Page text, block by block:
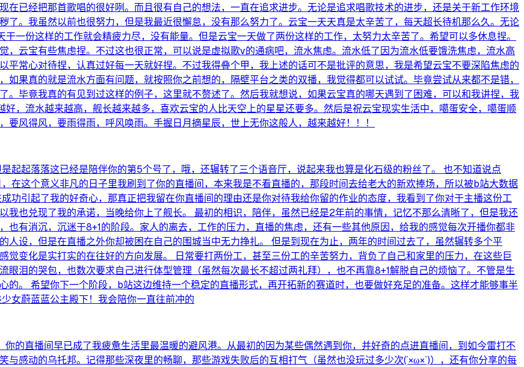
已经把那首歌唱的很好咧。而且很有自己的想法，一直在追求进步。无论是追求唱歌技术的进步，还是关于新工作环境
了。我虽然以前也很努力，但是我最近很懈怠，没有那么努力了。云宝一天天真是太辛苦了，每天超长待机那么久。无论
一份这样的工作就会精疲力尽，没有能量。但是云宝一天做了两份这样的工作，太努力太辛苦了。希望可以多休息捏。
，云宝有些焦虑捏。不过这也很正常，可以说是虚拟歌v的通病吧，流水焦虑。流水低了因为流水低要饿洗焦虑，流水高
平常心对待捏，认真过好每一天就好捏。不过我得叠个甲，我上述的话可不是批评的意思，我是希望云宝不要深陷焦虑的
果真的就是流水方面有问题，就按照你之前想的，隔壁平台之类的双播，我觉得都可以试试。毕竟尝试从来都不是错，
。毕竟我真的有见到过这样的例子，这里就不赘述了。然后我就想说，如果云宝真的哪天遇到了困难，可以和我讲捏，我
，流水越来越高，舰长越来越多，喜欢云宝的人比天空上的星星还要多。然后是祝云宝现实生活中，噶蛋安全，噶蛋顺
风得风，要雨得雨，呼风唤雨。手握日月摘星辰，世上无你这般人，越来越好！！！
起起落落这已经是陪伴你的第5个号了，哦，还辗转了三个语音厅，说起来我也算是化石级的粉丝了。 也不知道说点
在这个意义非凡的日子里我刷到了你的直播间，本来我是不看直播的，那段时间去给老大的新欢捧场，所以被b站大数据
功引起了我的好奇心，那真正把我留在你直播间的理由还是你对待我给你留的作业的态度，我看到了你对于主播这份工
我也兑现了我的承诺，当晚给你上了舰长。 最初的相识，陪伴，虽然已经是2年前的事情，记忆不那么清晰了，但是我还
有消沉，沉迷于8+1的阶段。家人的离去，工作的压力，直播的焦虑，还有一些其他原因，给我的感觉每次开播你都非
人设，但是在直播之外你却被困在自己的围城当中无力挣扎。 但是到现在为止，两年的时间过去了，虽然辗转多个平
变化是实打实的在往好的方向发展。 日常要打两份工，甚至三份工的辛苦努力，背负了自己和家里的压力，在这些巨
泪的哭包，也数次要求自己进行体型管理（虽然每次最长不超过两礼拜），也不再靠8+1解脱自己的烦恼了。不管是生
的。 希望你下一个阶段，b站这边维持一个稳定的直播形式，再开拓新的赛道时，也要做好充足的准备。这样才能够事半
女蔚蓝蓝公主殿下！我会陪你一直往前冲的
的直播间早已成了我疲惫生活里最温暖的避风港。从最初的因为某些偶然遇到你，并好奇的点进直播间，到如今雷打不
感动的乌托邦。记得那些深夜里的畅聊，那些游戏失败后的互相打气（虽然也没玩过多少次(´×ω×`)），还有你分享的每